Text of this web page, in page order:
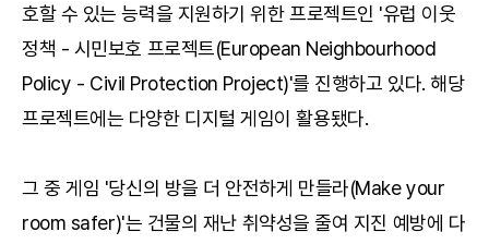
호할 수 있는 능력을 지원하기 위한 프로젝트인 '유럽 이웃
정책 - 시민보호 프로젝트(European Neighbourhood
Policy - Civil Protection Project)'를 진행하고 있다. 해당
프로젝트에는 다양한 디지털 게임이 활용됐다.
그 중 게임 '당신의 방을 더 안전하게 만들라(Make your
room safer)'는 건물의 재난 취약성을 줄여 지진 예방에 다